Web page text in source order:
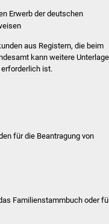
Erwerb der deutschen
aus Registern, die beim
kann weitere
ist.
für die Beantragung von
Familienstammbuch oder